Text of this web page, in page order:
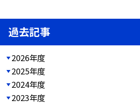
過去記事
2026年度
2025年度
2024年度
2023年度